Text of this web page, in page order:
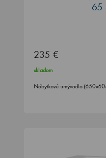
65
235 €
skladom
Nábytkové umývadlo